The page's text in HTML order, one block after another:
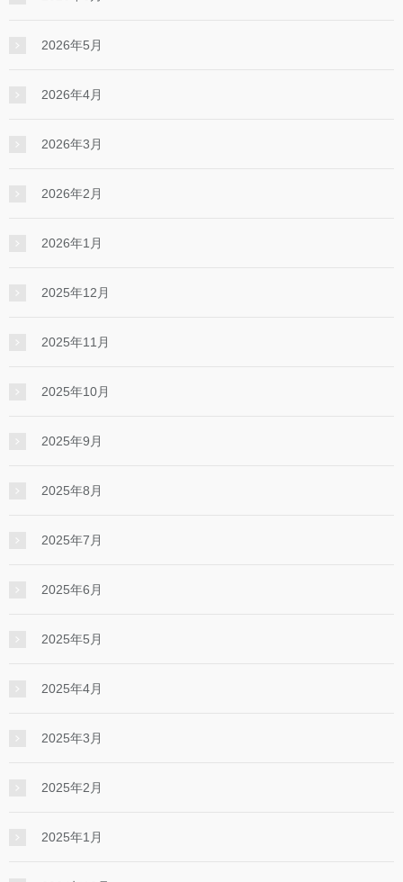
2026年5月
2026年4月
2026年3月
2026年2月
2026年1月
2025年12月
2025年11月
2025年10月
2025年9月
2025年8月
2025年7月
2025年6月
2025年5月
2025年4月
2025年3月
2025年2月
2025年1月